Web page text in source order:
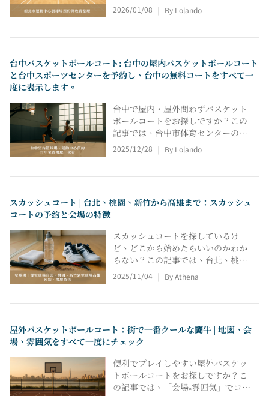
ーは行政区ごとに点在しており、料
金やピーク時・オフピーク時のルー
ントンコートをオンラインで予約で
きます。この記事では「スポーツセ
間とレンタル料金体系を概説しま
す。これにより、各センターの告知
を一つ一つ確認する時間を節約でき
ます。
2026/01/08 By Lolando
台中バスケットボールコート: 台中の屋内バスケットボールコート
と台中スポーツセンターを予約し、台中の無料コートをすべて一
度に表示します。
台中で屋内・屋外問わずバスケット
ボールコートをお探しですか？この
記事では、台中市体育センターのバ
スケットボールコートを予約するた
めのリンクをまとめました。24時間
比較できるので、ワンクリックで検
2025/12/28 By Lolando
スカッシュコート | 台北、桃園、新竹から高雄まで：スカッシュ
コートの予約と会場の特徴
スカッシュコートを探しているけ
ど、どこから始めたらいいのかわか
らない？この記事では、台北、桃
園、新竹、台中、高雄など、台湾全
土のスカッシュコートに関する情報
などを網羅しています。台湾全土の
スカッシュコートについて知りたい
すすめ情報をご覧ください。
2025/11/04 By Athena
屋外バスケットボールコート：街で一番クールな闘牛 | 地図、会
場、雰囲気をすべて一度にチェック
便利でプレイしやすい屋外バスケッ
トボールコートをお探しですか？こ
の記事では、「会場×雰囲気」でコー